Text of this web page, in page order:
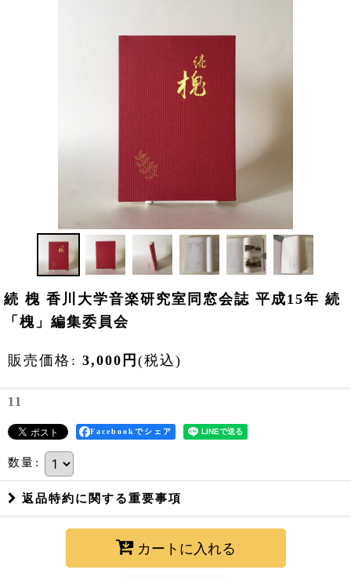
続 槐 香川大学音楽研究室同窓会誌 平成15年 続
「槐」編集委員会
販売価格 : 3,000 円 (税込)
11
Facebookでシェア
数量 :
返品特約に関する重要事項
カートに入れる